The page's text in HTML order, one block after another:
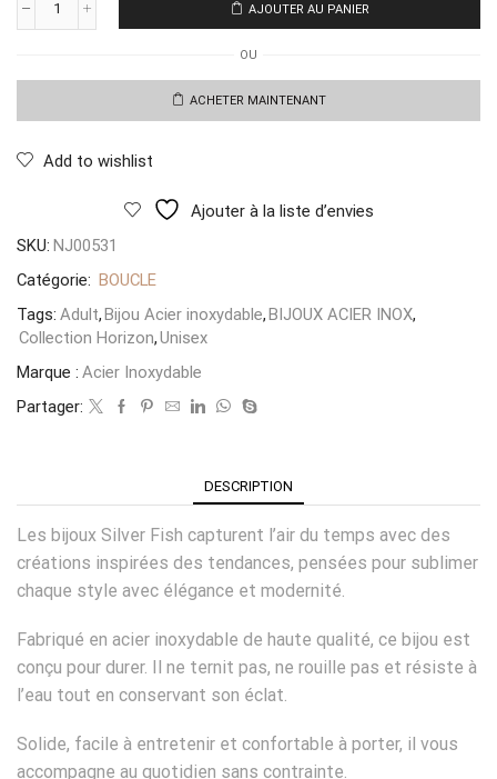
quantité
Fiora
AJOUTER AU PANIER
OU
ACHETER MAINTENANT
Add to wishlist
Ajouter à la liste d’envies
SKU: NJ00531
Catégorie: BOUCLE
Tags: Adult,Bijou Acier inoxydable,BIJOUX ACIER INOX,
Collection Horizon,Unisex
Marque : Acier Inoxydable
Partager:
DESCRIPTION
Les bijoux Silver Fish capturent l’air du temps avec des
créations inspirées des tendances, pensées pour sublimer
chaque style avec élégance et modernité.
Fabriqué en acier inoxydable de haute qualité, ce bijou est
conçu pour durer. Il ne ternit pas, ne rouille pas et résiste à
l’eau tout en conservant son éclat.
Solide, facile à entretenir et confortable à porter, il vous
accompagne au quotidien sans contrainte.